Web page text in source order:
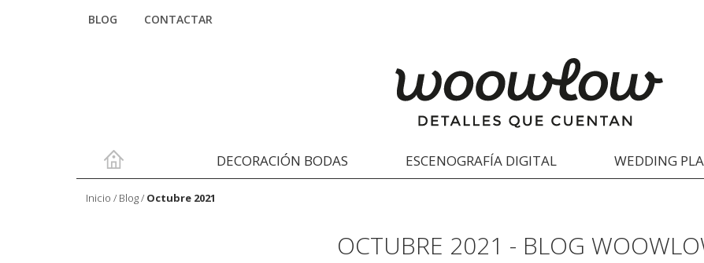
BLOG CONTACTAR
DECORACIÓN BODAS ESCENOGRAFÍA DIGITAL WEDDING
Inicio / Blog/ Octubre 2021
OCTUBRE 2021 - BLOG